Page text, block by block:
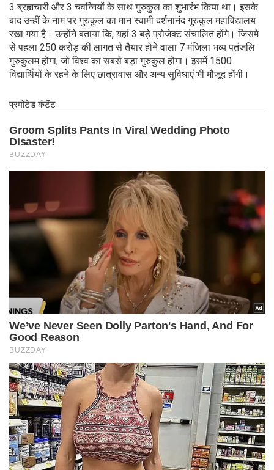
3 ब्रह्मचारी और 3 चवन्नियों के साथ गुरुकुल का शुभारंभ किया था। इसके
बाद उन्हीं के नाम पर गुरुकुल का मान स्वामी दर्शनानंद गुरुकुल महाविद्यालय
रखा गया है। उन्होंने बताया कि, यहां 3 बड़े प्रोजेक्ट संचालित होंगे। जिसमे
से पहला 250 करोड़ की लागत से तैयार होने वाला 7 मंजिला भव्य पतंजलि
गुरुकुलम होगा, जो विश्व का सबसे बड़ा गुरुकुल होगा। इसमें 1500
विद्यार्थियों के रहने के लिए छात्रावास और अन्य सुविधाएं भी मौजूद होंगी।